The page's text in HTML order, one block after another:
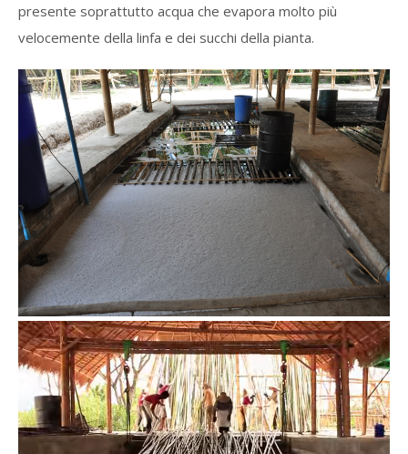
presente soprattutto acqua che evapora molto più
velocemente della linfa e dei succhi della pianta.